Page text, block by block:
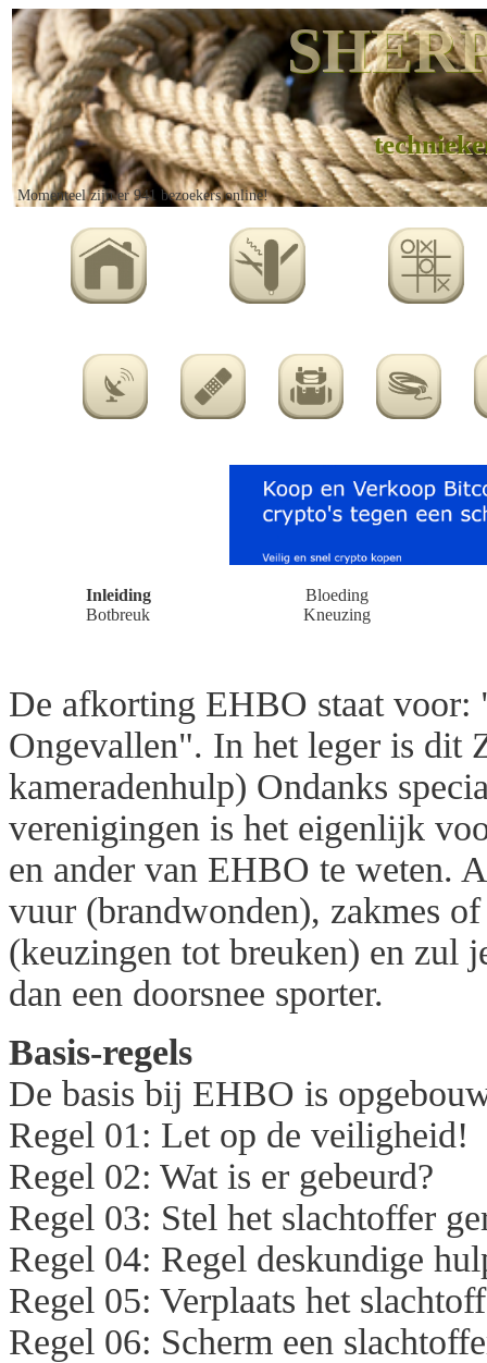
Momenteel zijn er 941 bezoekers online!
Inleiding
Bloeding
Botbreuk
Kneuzing
De afkorting EHBO staat
Ongevallen". In het leger is dit
kameradenhulp) Ondanks
verenigingen is het eigenlijk
en ander van EHBO te weten.
vuur (brandwonden), zakmes
(keuzingen tot breuken) en zul
dan een doorsnee sporter.
Basis-regels
De basis bij EHBO is
Regel 01: Let op de veiligheid!
Regel 02: Wat is er gebeurd?
Regel 03: Stel het slachtoffer
Regel 04: Regel deskundige
Regel 05: Verplaats het
Regel 06: Scherm een